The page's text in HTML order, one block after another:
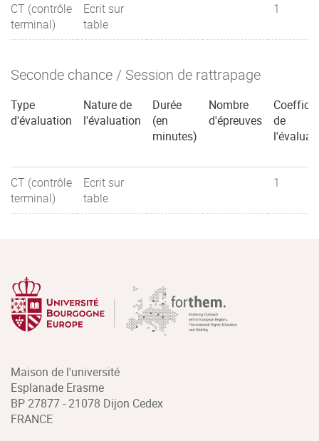
CT (contrôle
terminal)
Ecrit sur
table
1
Seconde chance / Session de rattrapage
Type
d'évaluation
Nature de
l'évaluation
Durée
(en
minutes)
Nombre
d'épreuves
de
CT (contrôle
terminal)
Ecrit sur
table
1
Maison de l'université
Esplanade Erasme
BP 27877 - 21078 Dijon Cedex
FRANCE